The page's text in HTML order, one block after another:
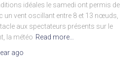
idéales le samedi ont permis de
un vent oscillant entre 8 et 13 nœuds,
aux spectateurs présents sur le
la météo Read more…
ago